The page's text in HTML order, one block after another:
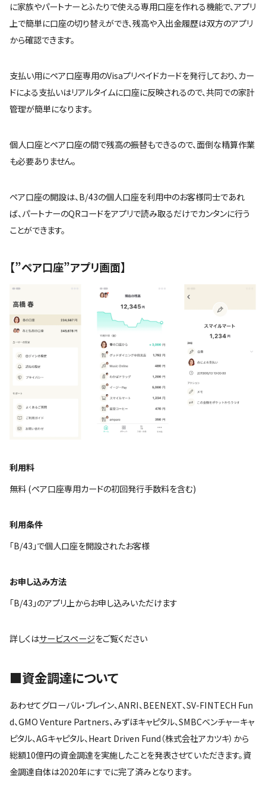
に家族やパートナーとふたりで使える専用口座を作れる機能で、アプリ
上で簡単に口座の切り替えができ、残高や入出金履歴は双方のアプリ
から確認できます。
支払い用にペア口座専用のVisaプリペイドカードを発行しており、カー
ドによる支払いはリアルタイムに口座に反映されるので、共同での家計
管理が簡単になります。
個人口座とペア口座の間で残高の振替もできるので、面倒な精算作業
も必要ありません。
ペア口座の開設は、B/43の個人口座を利用中のお客様同士であれ
ば、パートナーのQRコードをアプリで読み取るだけでカンタンに行う
ことができます。
【”ペア口座”アプリ画面】
利用料
無料 (ペア口座専用カードの初回発行手数料を含む)
利用条件
「B/43」で個人口座を開設されたお客様
お申し込み方法
「B/43」のアプリ上からお申し込みいただけます
詳しくはサービスページをご覧ください
■資金調達について
あわせてグローバル・ブレイン、ANRI、BEENEXT、SV-FINTECH Fun
d、GMO Venture Partners、みずほキャピタル、SMBCベンチャーキャ
ピタル、AGキャピタル、Heart Driven Fund（株式会社アカツキ）から
総額10億円の資金調達を実施したことを発表させていただきます。資
金調達自体は2020年にすでに完了済みとなります。